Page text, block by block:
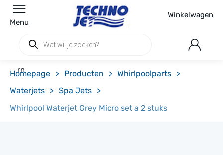
Menu
Winkelwagen
Producten
zoeken
rn
Homepage > Producten > Whirlpoolparts >
Waterjets > Spa Jets >
Whirlpool Waterjet Grey Micro set a 2 stuks